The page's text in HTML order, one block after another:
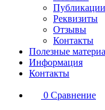
Публикации
Реквизиты
Отзывы
Контакты
Полезные
Информация
Контакты
0 Сравнение